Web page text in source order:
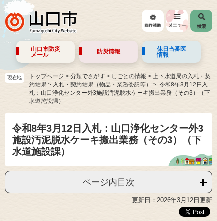
山口市防災
メール
防災情報
休日当番医
情報
現在地 トップページ > 分類でさがす > しごとの情報 >
上下水道局の入札・契
約結果 > 入札・契約結果（物品・業務委託等）
令和8年3月12日入
札：山口浄化センター外3施設汚泥脱水ケーキ搬出業務（その3）（下
水道施設課）
令和8年3月12日入札：山口浄化センター外3
施設汚泥脱水ケーキ搬出業務（その3）（下
水道施設課）
ページ内目次
更新日：2026年3月12日更新